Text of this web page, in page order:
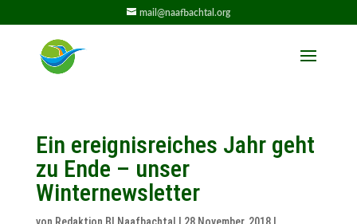
mail@naafbachtal.org
Ein ereignisreiches Jahr geht
zu Ende – unser
Winternewsletter